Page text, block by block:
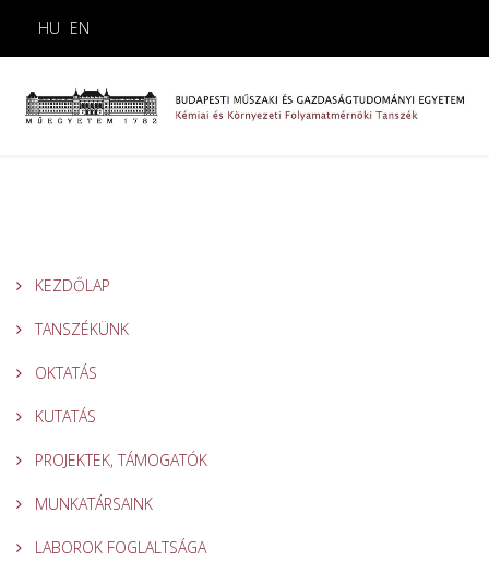
HU EN
KEZDŐLAP
TANSZÉKÜNK
OKTATÁS
KUTATÁS
PROJEKTEK, TÁMOGATÓK
MUNKATÁRSAINK
LABOROK FOGLALTSÁGA